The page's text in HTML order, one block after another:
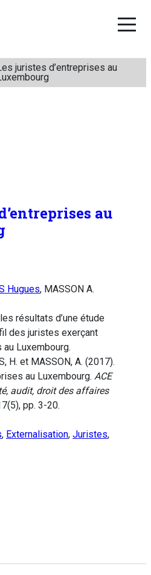
juristes d’entreprises au
au
Hugues, MASSON A.
résultats d’une étude
des juristes exerçant
Luxembourg.
H. et MASSON, A. (2017).
au Luxembourg. ACE
audit, droit des affaires
pp. 3-20.
, Externalisation, Juristes,